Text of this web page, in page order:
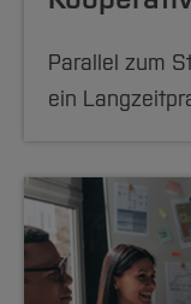
Parallel zum
ein